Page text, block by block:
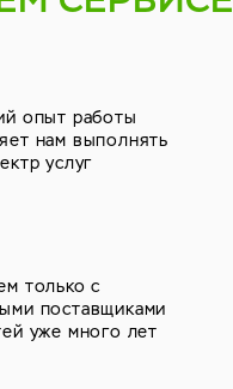
опыт работы
нам выполнять
услуг
только с
поставщиками
уже много лет